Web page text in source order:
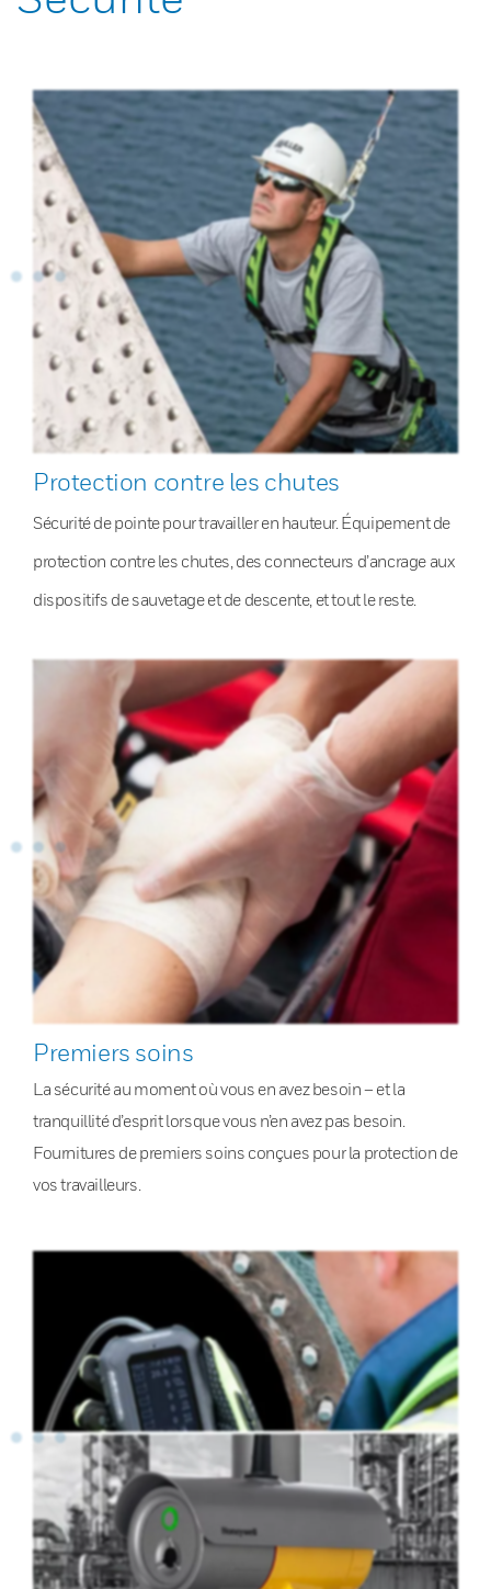
Protection contre les chutes
Sécurité de pointe pour travailler en hauteur. Équipement de
protection contre les chutes, des connecteurs d’ancrage aux
dispositifs de sauvetage et de descente, et tout le reste.
Premiers soins
La sécurité au moment où vous en avez besoin – et la
tranquillité d’esprit lorsque vous n’en avez pas besoin.
Fournitures de premiers soins conçues pour la protection de
vos travailleurs.